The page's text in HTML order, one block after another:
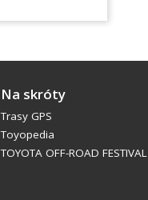
Na skróty
Trasy GPS
Toyopedia
TOYOTA OFF-ROAD FESTIVAL